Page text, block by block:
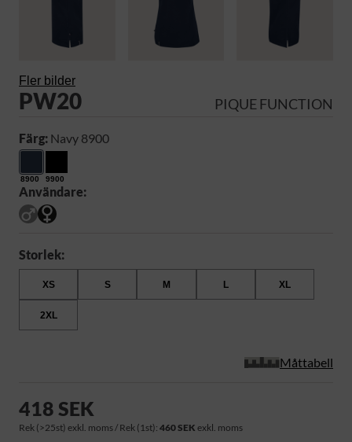
Fler bilder
PW20 PIQUE FUNCTION
Färg: Navy 8900
8900 9900
Användare:
Storlek:
XS S M L XL
2XL
Måttabell
418 SEK
Rek (>25st) exkl. moms / Rek (1st): 460 SEK exkl. moms